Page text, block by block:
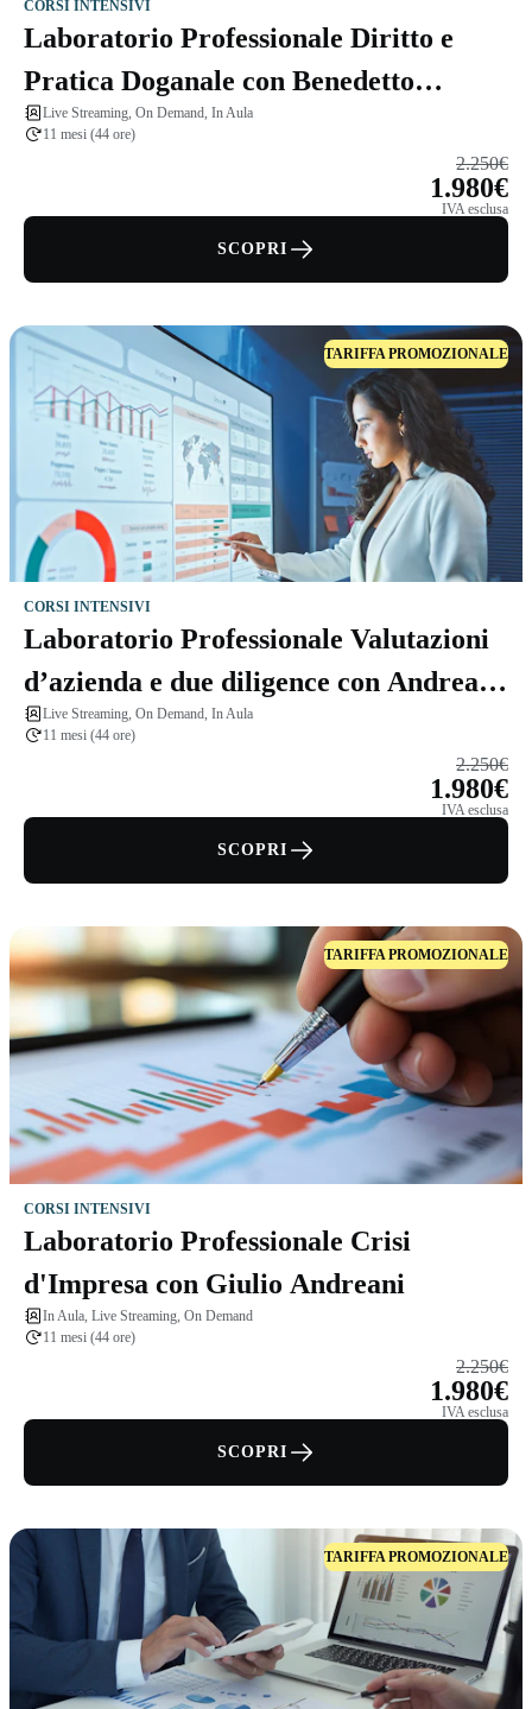
CORSI INTENSIVI
Laboratorio Professionale Diritto e
Pratica Doganale con Benedetto
Santacroce
Live Streaming, On Demand, In Aula
11 mesi (44 ore)
2.250€
1.980€
IVA esclusa
SCOPRI
TARIFFA PROMOZIONALE
CORSI INTENSIVI
Laboratorio Professionale Valutazioni
d’azienda e due diligence con Andrea
Arrigo Panato
Live Streaming, On Demand, In Aula
11 mesi (44 ore)
2.250€
1.980€
IVA esclusa
SCOPRI
TARIFFA PROMOZIONALE
CORSI INTENSIVI
Laboratorio Professionale Crisi
d'Impresa con Giulio Andreani
In Aula, Live Streaming, On Demand
11 mesi (44 ore)
2.250€
1.980€
IVA esclusa
SCOPRI
TARIFFA PROMOZIONALE